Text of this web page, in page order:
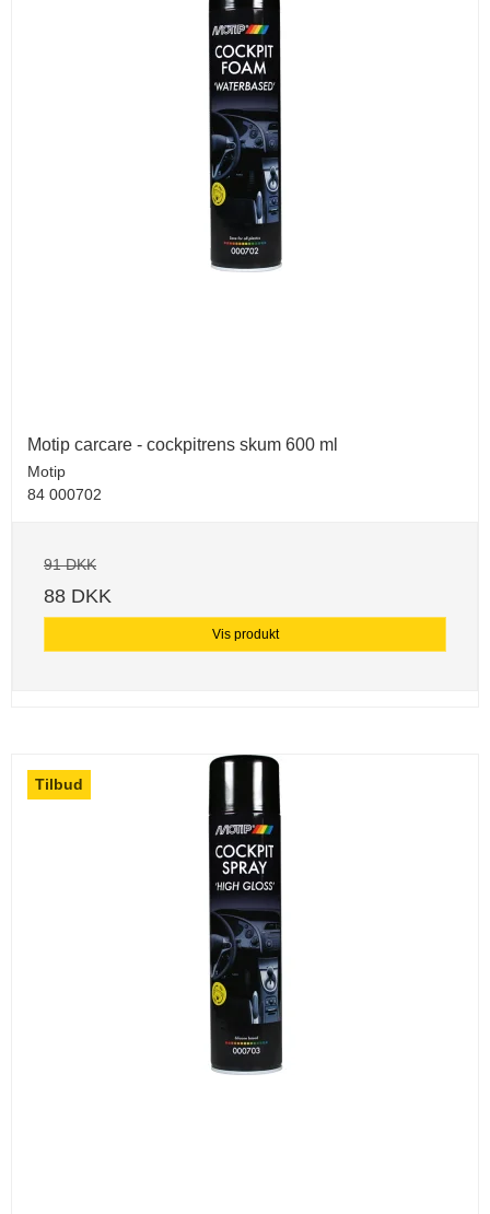
Motip carcare - cockpitrens skum 600 ml
Motip
84 000702
91 DKK
88 DKK
Vis produkt
Tilbud